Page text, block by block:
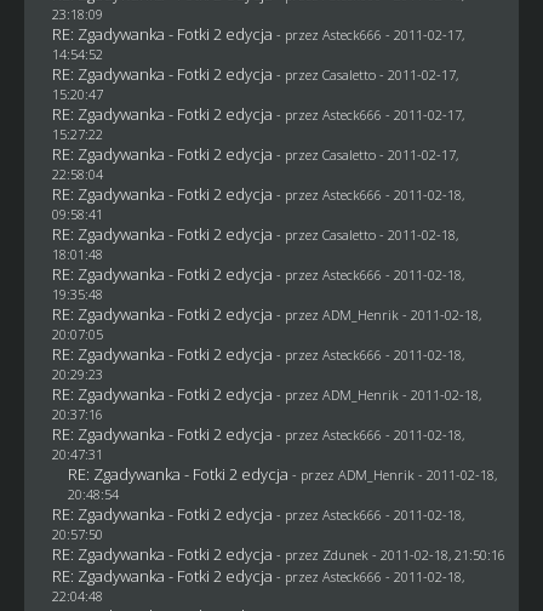
23:18:09
RE: Zgadywanka - Fotki 2 edycja - przez Asteck666 - 2011-02-17,
14:54:52
RE: Zgadywanka - Fotki 2 edycja - przez Casaletto- 2011-02-17,
15:20:47
RE: Zgadywanka - Fotki 2 edycja - przez Asteck666 - 2011-02-17,
15:27:22
RE: Zgadywanka - Fotki 2 edycja - przez Casaletto- 2011-02-17,
22:58:04
RE: Zgadywanka - Fotki 2 edycja - przez Asteck666 - 2011-02-18,
09:58:41
RE: Zgadywanka - Fotki 2 edycja - przez Casaletto- 2011-02-18,
18:01:48
RE: Zgadywanka - Fotki 2 edycja - przez Asteck666 - 2011-02-18,
19:35:48
RE: Zgadywanka - Fotki 2 edycja - przez ADM_Henrik - 2011-02-18,
20:07:05
RE: Zgadywanka - Fotki 2 edycja - przez Asteck666 - 2011-02-18,
20:29:23
RE: Zgadywanka - Fotki 2 edycja - przez ADM_Henrik - 2011-02-18,
20:37:16
RE: Zgadywanka - Fotki 2 edycja - przez Asteck666 - 2011-02-18,
20:47:31
RE: Zgadywanka - Fotki 2 edycja - przez ADM_Henrik - 2011-02-18,
20:48:54
RE: Zgadywanka - Fotki 2 edycja - przez Asteck666 - 2011-02-18,
20:57:50
RE: Zgadywanka - Fotki 2 edycja - przez Zdunek - 2011-02-18, 21:50:16
RE: Zgadywanka - Fotki 2 edycja - przez Asteck666 - 2011-02-18,
22:04:48